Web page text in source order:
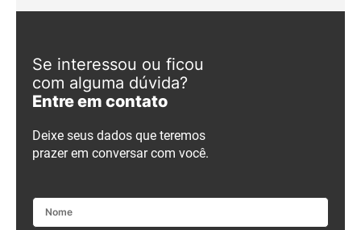
Se interessou ou ficou
com alguma dúvida?
Entre em contato
Deixe seus dados que teremos
prazer em conversar com você.
Nome